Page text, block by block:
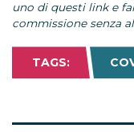
uno di questi link e
commissione senza
TAGS: